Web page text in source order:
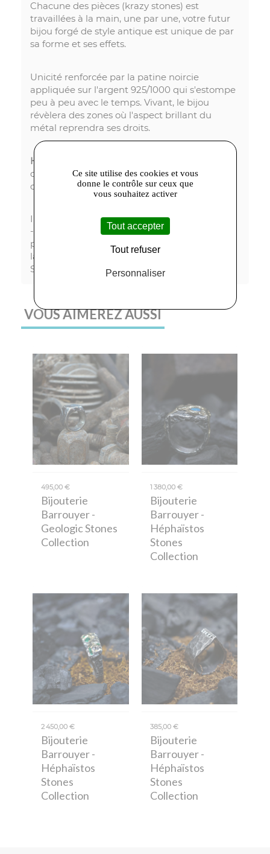
Chacune des pièces (krazy stones) est
travaillées à la main, une par une, votre futur
bijou forgé de style antique est unique de par
sa forme et ses effets.
Unicité renforcée par la patine noircie
appliquée sur l'argent 925/1000 qui s'estompe
peu à peu avec le temps. Vivant, le bijou
révèlera des zones où l'aspect brillant du
métal reprendra ses droits.
Héphaïstos Collection
du métal, des bijoux étonnants et particuliers
comme vous.
Informations importantes :
- les photos sont non contractuelles. Elles
peuvent faire varier légèrement la couleur ou
la forme des bijoux de la collection Krazy-
Stones.
VOUS AIMEREZ AUSSI
495,00 €
Bijouterie
Barrouyer-
Geologic Stones
Collection
1 380,00 €
Bijouterie
Barrouyer-
Héphaïstos
Stones
Collection
2 450,00 €
Bijouterie
Barrouyer-
Héphaïstos
Stones
Collection
385,00 €
Bijouterie
Barrouyer-
Héphaïstos
Stones
Collection
Ce site utilise des cookies et vous
donne le contrôle sur ceux que
vous souhaitez activer
Tout accepter
Tout refuser
Personnaliser